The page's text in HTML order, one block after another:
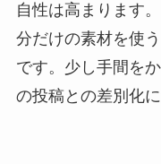
自性は高まります
分だけの素材を使
です。少し手間を
の投稿との差別化